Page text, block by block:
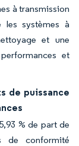
à transmission
les systèmes à
et une
et
de puissance
% de part de
de conformité